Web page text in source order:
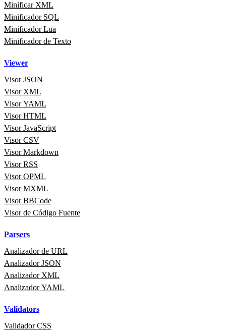
Minificar XML
Minificador SQL
Minificador Lua
Minificador de Texto
Viewer
Visor JSON
Visor XML
Visor YAML
Visor HTML
Visor JavaScript
Visor CSV
Visor Markdown
Visor RSS
Visor OPML
Visor MXML
Visor BBCode
Visor de Código Fuente
Parsers
Analizador de URL
Analizador JSON
Analizador XML
Analizador YAML
Validators
Validador CSS